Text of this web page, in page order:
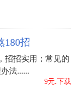
心怀应对。
如本身管理决
们高度重视
中坐稳脚
当中绝大多数
。可是她们在
适的对方，就
180招
招招实用；常见的
法......
9元.下载